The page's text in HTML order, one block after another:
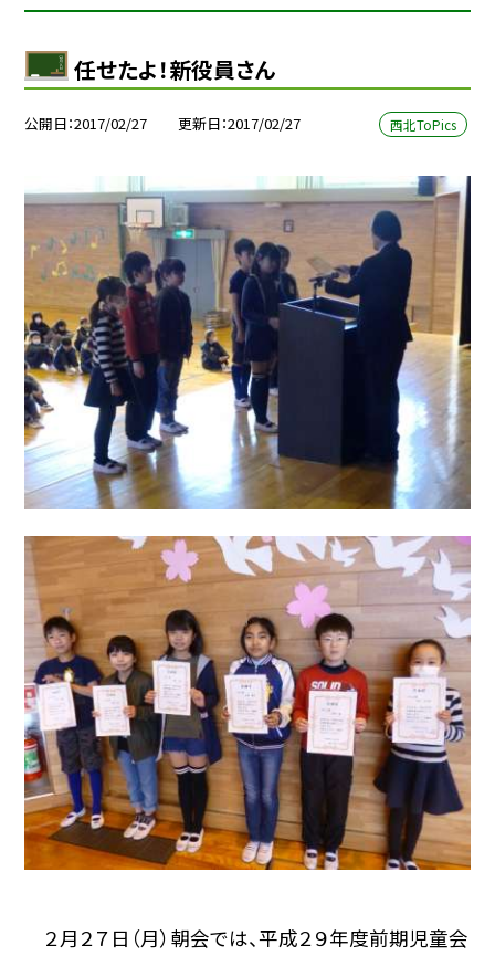
任せたよ！新役員さん
公開日 2017/02/27 更新日 2017/02/27 西北ToPics
２月２７日（月）朝会では、平成２９年度前期児童会